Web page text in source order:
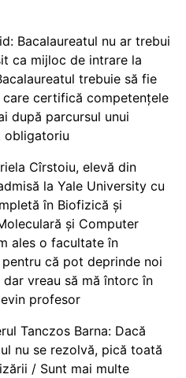
Bacalaureatul nu ar trebui
ca mijloc de intrare la
trebuie să fie
care certifică competențele
după parcursul unui
obligatoriu
Cîrstoiu, elevă din
la Yale University cu
în Biofizică și
și Computer
ales o facultate în
că pot deprinde noi
vreau să mă întorc în
profesor
Tanczos Barna: Dacă
nu se rezolvă, pică toată
/ Sunt mai multe